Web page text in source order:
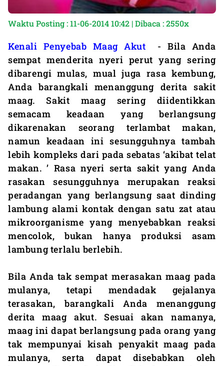
Waktu Posting : 11-06-2014 10:42 | Dibaca : 2550x
Kenali Penyebab Maag Akut - Bila Anda
sempat menderita nyeri perut yang sering
dibarengi mulas, mual juga rasa kembung,
Anda barangkali menanggung derita sakit
maag. Sakit maag sering diidentikkan
semacam keadaan yang berlangsung
dikarenakan seorang terlambat makan,
namun keadaan ini sesungguhnya tambah
lebih kompleks dari pada sebatas ‘akibat telat
makan. ’ Rasa nyeri serta sakit yang Anda
rasakan sesungguhnya merupakan reaksi
peradangan yang berlangsung saat dinding
lambung alami kontak dengan satu zat atau
mikroorganisme yang menyebabkan reaksi
mencolok, bukan hanya produksi asam
lambung terlalu berlebih.
Bila Anda tak sempat merasakan maag pada
mulanya, tetapi mendadak gejalanya
terasakan, barangkali Anda menanggung
derita maag akut. Sesuai akan namanya,
maag ini dapat berlangsung pada orang yang
tak mempunyai kisah penyakit maag pada
mulanya, serta dapat disebabkan oleh